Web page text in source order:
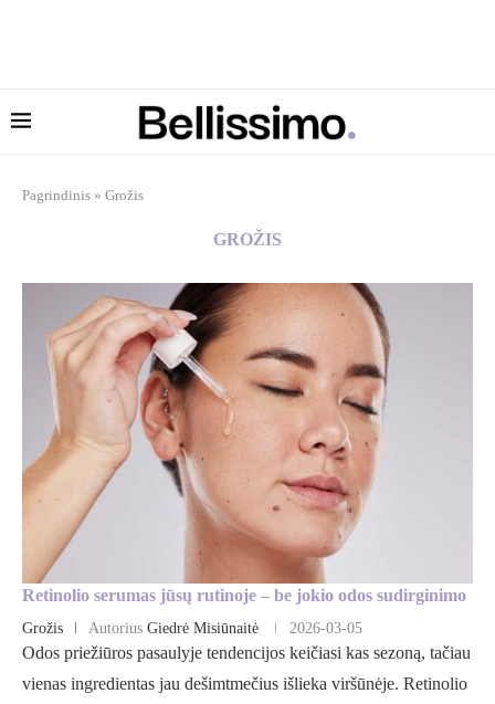
Pagrindinis » Grožis
GROŽIS
Retinolio serumas jūsų rutinoje – be jokio odos sudirginimo
Grožis Autorius Giedrė Misiūnaitė 2026-03-05
Odos priežiūros pasaulyje tendencijos keičiasi kas sezoną, tačiau
vienas ingredientas jau dešimtmečius išlieka viršūnėje. Retinolio